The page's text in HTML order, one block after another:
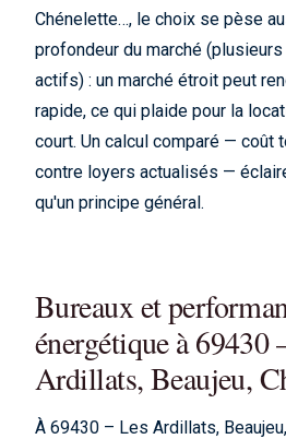
Chénelette…, le choix se pèse
profondeur du marché
actifs) : un marché étroit peut
rapide, ce qui plaide pour la
court. Un calcul comparé — coût
contre loyers actualisés —
qu'un principe général.
Bureaux et
énergétique à 69430
Ardillats, Beaujeu,
À 69430 – Les Ardillats,